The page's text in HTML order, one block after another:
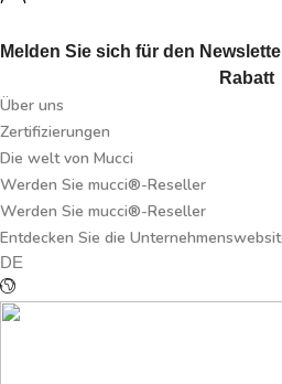
Melden Sie sich für den
Rabatt
Über uns
Zertifizierungen
Die welt von Mucci
Werden Sie mucci®-Reseller
Werden Sie mucci®-Reseller
Entdecken Sie die
DE